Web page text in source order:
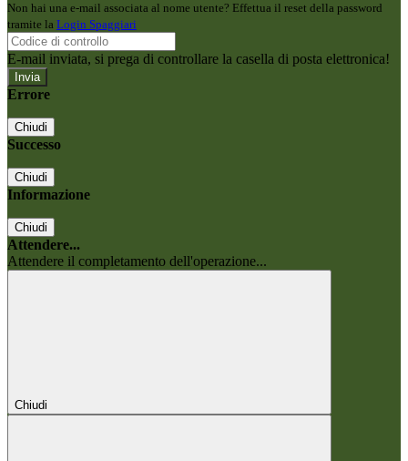
Non hai una e-mail associata al nome utente? Effettua il reset della password
tramite la Login Spaggiari
E-mail inviata, si prega di controllare la casella di posta elettronica!
Errore
Chiudi
Successo
Chiudi
Informazione
Chiudi
Attendere...
Attendere il completamento dell'operazione...
Chiudi